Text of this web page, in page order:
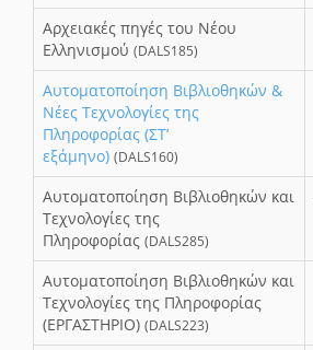
Αρχειακές πηγές του Νέου
Ελληνισμού (DALS185)
Αυτοματοποίηση Βιβλιοθηκών &
Νέες Τεχνολογίες της
Πληροφορίας (ΣΤ’
εξάμηνο) (DALS160)
Αυτοματοποίηση Βιβλιοθηκών και
Τεχνολογίες της
Πληροφορίας (DALS285)
Αυτοματοποίηση Βιβλιοθηκών και
Τεχνολογίες της Πληροφορίας
(ΕΡΓΑΣΤΗΡΙΟ) (DALS223)